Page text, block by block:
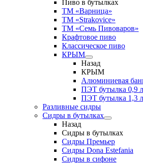
Пиво в бутылках
ТМ «Варница»
ТМ «Strakovice»
ТМ «Семь Пивоваров»
Крафтовое пиво
Классическое пиво
КРЫМ
Назад
КРЫМ
Алюминиевая
ПЭТ бутылка 0,9
ПЭТ бутылка 1,3
Разливные сидры
Сидры в бутылках
Назад
Сидры в бутылках
Сидры Премьер
Сидры Dona Estefania
Сидры в сифоне